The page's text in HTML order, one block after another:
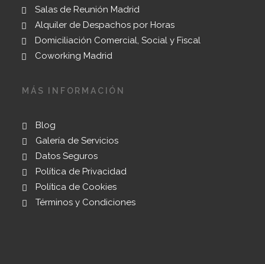
Salas de Reunión Madrid
Alquiler de Despachos por Horas
Domiciliación Comercial, Social y Fiscal
Coworking Madrid
MÁS INFORMACIÓN
Blog
Galería de Servicios
Datos Seguros
Política de Privacidad
Política de Cookies
Términos y Condiciones